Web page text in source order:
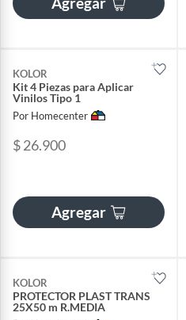
KOLOR
Kit 4 Piezas para Aplicar
Vinilos Tipo 1
Por Homecenter
$ 26.900
Agregar
KOLOR
PROTECTOR PLAST TRANS
25X50 m R.MEDIA